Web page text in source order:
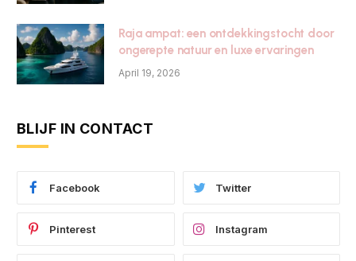
Raja ampat: een ontdekkingstocht door
ongerepte natuur en luxe ervaringen
April 19, 2026
BLIJF IN CONTACT
Facebook Twitter
Pinterest Instagram